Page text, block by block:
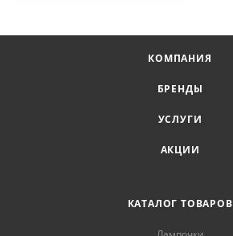
КОМПАНИЯ
БРЕНДЫ
УСЛУГИ
АКЦИИ
КАТАЛОГ ТОВАРОВ